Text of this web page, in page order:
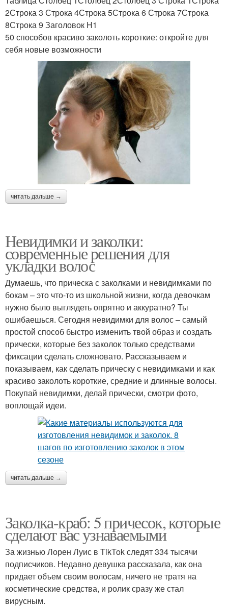
2Строка 3 Строка 4Строка 5Строка 6 Строка 7Строка
8Строка 9 Заголовок H1
50 способов красиво заколоть короткие: откройте для
себя новые возможности
читать дальше →
Невидимки и заколки:
современные решения для
укладки волос
Думаешь, что прическа с заколками и невидимками по
бокам – это что-то из школьной жизни, когда девочкам
нужно было выглядеть опрятно и аккуратно? Ты
ошибаешься. Сегодня невидимки для волос – самый
простой способ быстро изменить твой образ и создать
прически, которые без заколок только средствами
фиксации сделать сложновато. Рассказываем и
показываем, как сделать прическу с невидимками и как
красиво заколоть короткие, средние и длинные волосы.
Покупай невидимки, делай прически, смотри фото,
воплощай идеи.
читать дальше →
Заколка-краб: 5 причесок, которые
сделают вас узнаваемыми
За жизнью Лорен Луис в TikTok следят 334 тысячи
подписчиков. Недавно девушка рассказала, как она
придает объем своим волосам, ничего не тратя на
косметические средства, и ролик сразу же стал
вирусным.